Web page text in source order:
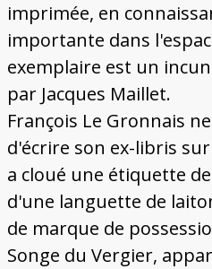
imprimée, en
importante dans
exemplaire est un
par Jacques Maillet.
François Le Gronnais
d'écrire son ex-libris
a cloué une étiquette
d'une languette de
de marque de
Songe du Vergier,